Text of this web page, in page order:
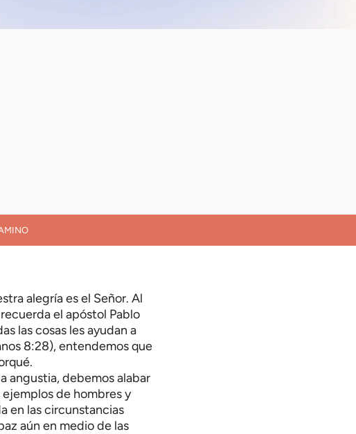
alegría es el Señor. Al
el apóstol Pablo
las cosas les ayudan a
8:28), entendemos que
angustia, debemos alabar
de hombres y
en las circunstancias
aún en medio de las